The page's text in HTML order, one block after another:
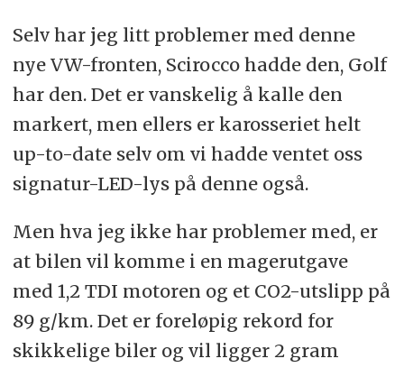
Selv har jeg litt problemer med denne
nye VW-fronten, Scirocco hadde den, Golf
har den. Det er vanskelig å kalle den
markert, men ellers er karosseriet helt
up-to-date selv om vi hadde ventet oss
signatur-LED-lys på denne også.
Men hva jeg ikke har problemer med, er
at bilen vil komme i en magerutgave
med 1,2 TDI motoren og et CO2-utslipp på
89 g/km. Det er foreløpig rekord for
skikkelige biler og vil ligger 2 gram